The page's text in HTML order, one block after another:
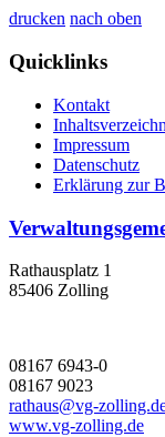
drucken nach oben
Quicklinks
Kontakt
Impressum
Datenschutz
Erklärung zur
Rathausplatz 1
85406 Zolling
08167 6943-0
08167 9023
rathaus@vg-
www.vg-zolling.de